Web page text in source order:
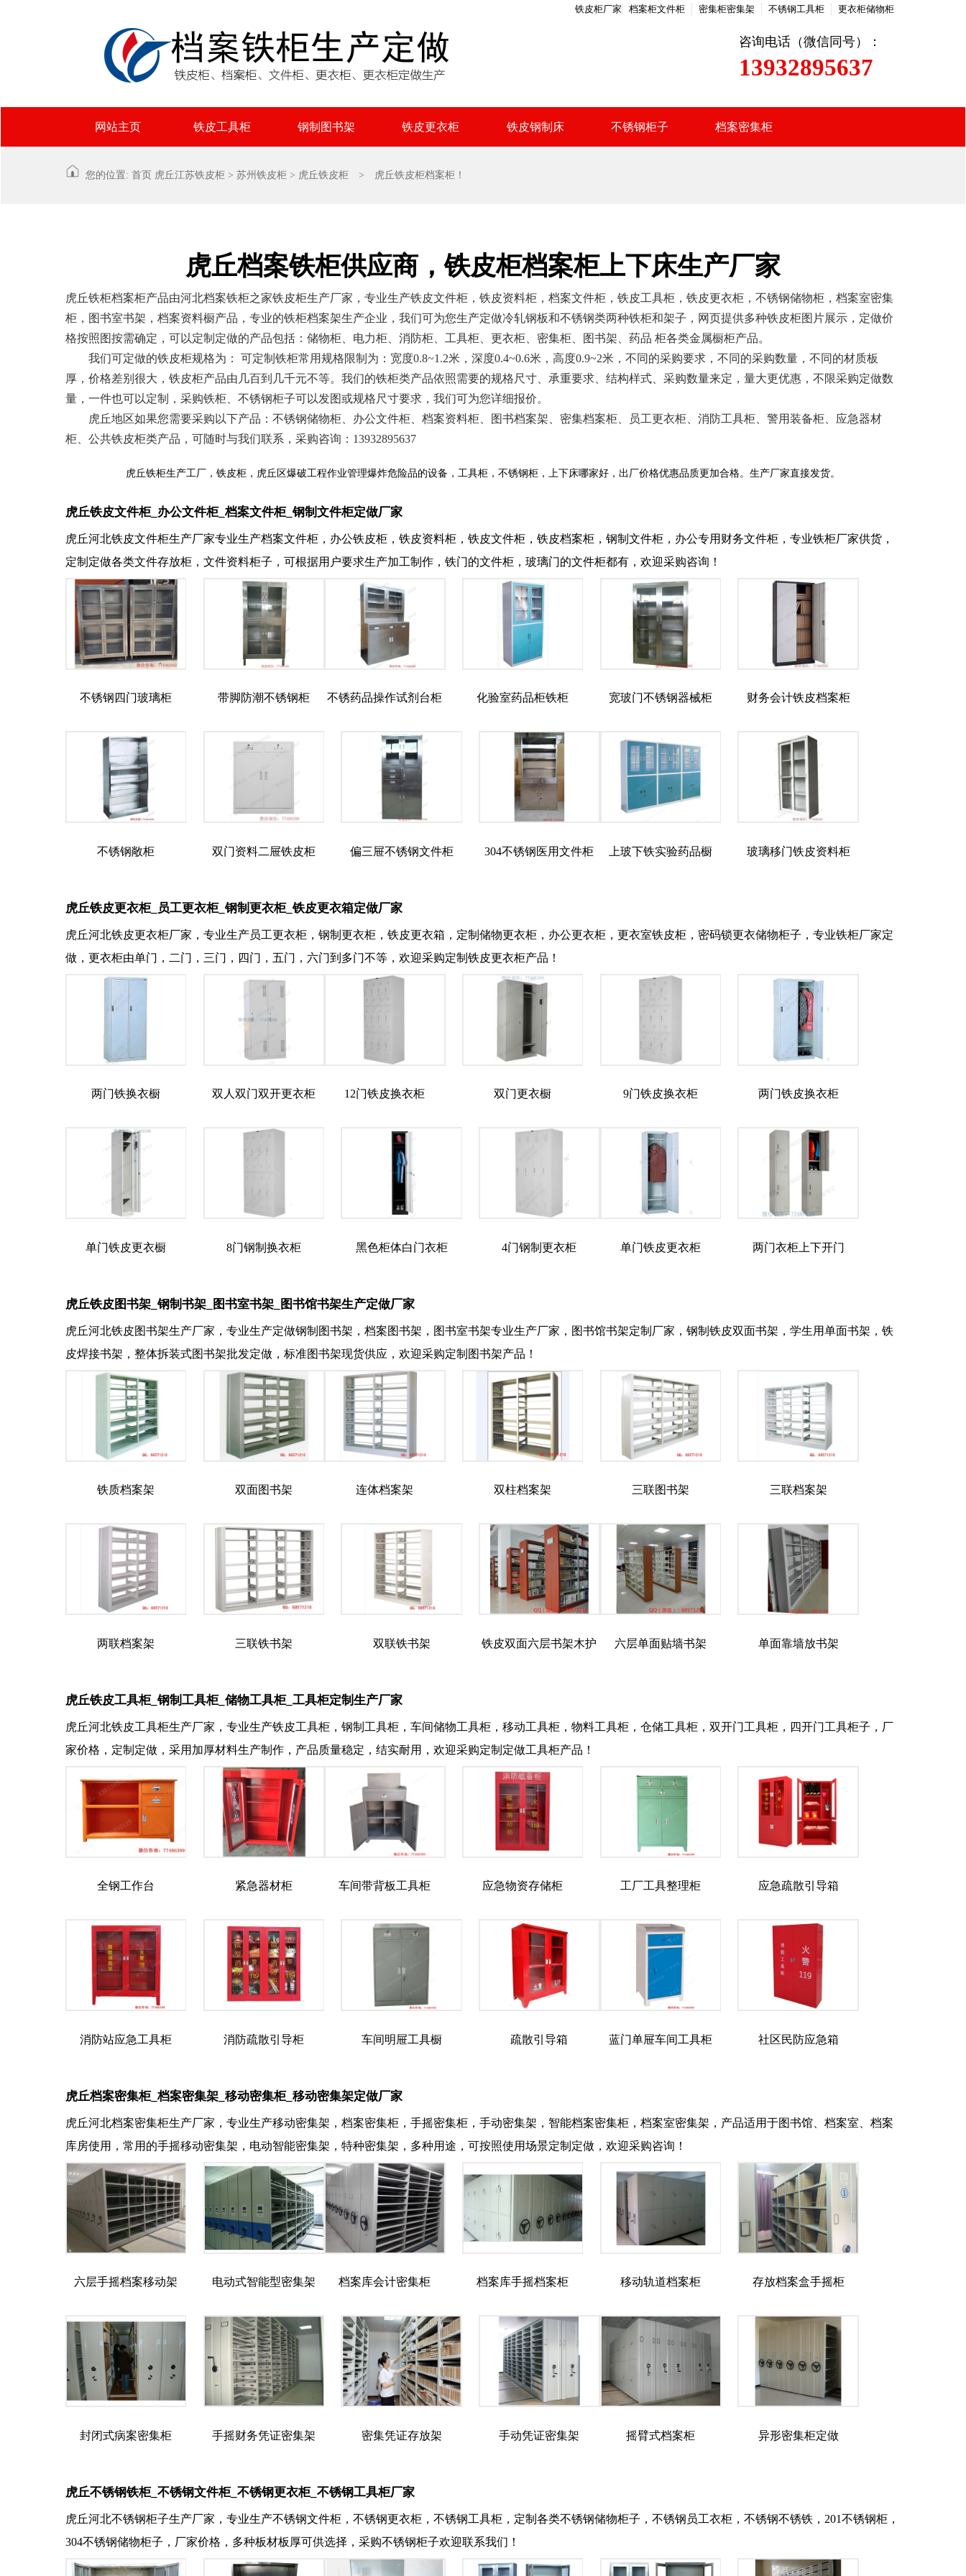
铁皮柜厂家 档案柜文件柜 密集柜密集架 不锈钢工具柜 更衣柜储物柜
咨询电话（微信同号）：
13932895637
网站主页 铁皮工具柜 钢制图书架 铁皮更衣柜 铁皮钢制床 不锈钢柜子 档案密集柜
您的位置: 首页 虎丘江苏铁皮柜 > 苏州铁皮柜 > 虎丘铁皮柜 > 虎丘铁皮柜档案柜！
虎丘档案铁柜供应商，铁皮柜档案柜上下床生产厂家
虎丘铁柜档案柜产品由河北档案铁柜之家铁皮柜生产厂家，专业生产铁皮文件柜，铁皮资料柜，档案文件柜，铁皮工具柜，铁皮更衣柜，不锈钢储物柜，档案室密集
柜，图书室书架，档案资料橱产品，专业的铁柜档案架生产企业，我们可为您生产定做冷轧钢板和不锈钢类两种铁柜和架子，网页提供多种铁皮柜图片展示，定做价
格按照图按需确定，可以定制定做的产品包括：储物柜、电力柜、消防柜、工具柜、更衣柜、密集柜、图书架、药品 柜各类金属橱柜产品。
我们可定做的铁皮柜规格为： 可定制铁柜常用规格限制为：宽度0.8~1.2米，深度0.4~0.6米，高度0.9~2米，不同的采购要求，不同的采购数量，不同的材质板
厚，价格差别很大，铁皮柜产品由几百到几千元不等。我们的铁柜类产品依照需要的规格尺寸、承重要求、结构样式、采购数量来定，量大更优惠，不限采购定做数
量，一件也可以定制，采购铁柜、不锈钢柜子可以发图或规格尺寸要求，我们可为您详细报价。
虎丘地区如果您需要采购以下产品：不锈钢储物柜、办公文件柜、档案资料柜、图书档案架、密集档案柜、员工更衣柜、消防工具柜、警用装备柜、应急器材
柜、公共铁皮柜类产品，可随时与我们联系，采购咨询：13932895637
虎丘铁柜生产工厂，铁皮柜，虎丘区爆破工程作业管理爆炸危险品的设备，工具柜，不锈钢柜，上下床哪家好，出厂价格优惠品质更加合格。生产厂家直接发货。
虎丘铁皮文件柜_办公文件柜_档案文件柜_钢制文件柜定做厂家
虎丘河北铁皮文件柜生产厂家专业生产档案文件柜，办公铁皮柜，铁皮资料柜，铁皮文件柜，铁皮档案柜，钢制文件柜，办公专用财务文件柜，专业铁柜厂家供货，
定制定做各类文件存放柜，文件资料柜子，可根据用户要求生产加工制作，铁门的文件柜，玻璃门的文件柜都有，欢迎采购咨询！
不锈钢四门玻璃柜 带脚防潮不锈钢柜 不锈药品操作试剂台柜 化验室药品柜铁柜 宽玻门不锈钢器械柜 财务会计铁皮档案柜
不锈钢敞柜 双门资料二屉铁皮柜 偏三屉不锈钢文件柜 304不锈钢医用文件柜 上玻下铁实验药品橱 玻璃移门铁皮资料柜
虎丘铁皮更衣柜_员工更衣柜_钢制更衣柜_铁皮更衣箱定做厂家
虎丘河北铁皮更衣柜厂家，专业生产员工更衣柜，钢制更衣柜，铁皮更衣箱，定制储物更衣柜，办公更衣柜，更衣室铁皮柜，密码锁更衣储物柜子，专业铁柜厂家定
做，更衣柜由单门，二门，三门，四门，五门，六门到多门不等，欢迎采购定制铁皮更衣柜产品！
两门铁换衣橱 双人双门双开更衣柜 12门铁皮换衣柜 双门更衣橱 9门铁皮换衣柜 两门铁皮换衣柜
单门铁皮更衣橱 8门钢制换衣柜 黑色柜体白门衣柜 4门钢制更衣柜 单门铁皮更衣柜 两门衣柜上下开门
虎丘铁皮图书架_钢制书架_图书室书架_图书馆书架生产定做厂家
虎丘河北铁皮图书架生产厂家，专业生产定做钢制图书架，档案图书架，图书室书架专业生产厂家，图书馆书架定制厂家，钢制铁皮双面书架，学生用单面书架，铁
皮焊接书架，整体拆装式图书架批发定做，标准图书架现货供应，欢迎采购定制图书架产品！
铁质档案架 双面图书架 连体档案架 双柱档案架 三联图书架 三联档案架
两联档案架 三联铁书架 双联铁书架 铁皮双面六层书架木护 六层单面贴墙书架 单面靠墙放书架
虎丘铁皮工具柜_钢制工具柜_储物工具柜_工具柜定制生产厂家
虎丘河北铁皮工具柜生产厂家，专业生产铁皮工具柜，钢制工具柜，车间储物工具柜，移动工具柜，物料工具柜，仓储工具柜，双开门工具柜，四开门工具柜子，厂
家价格，定制定做，采用加厚材料生产制作，产品质量稳定，结实耐用，欢迎采购定制定做工具柜产品！
全钢工作台 紧急器材柜 车间带背板工具柜 应急物资存储柜 工厂工具整理柜 应急疏散引导箱
消防站应急工具柜 消防疏散引导柜 车间明屉工具橱 疏散引导箱 蓝门单屉车间工具柜 社区民防应急箱
虎丘档案密集柜_档案密集架_移动密集柜_移动密集架定做厂家
虎丘河北档案密集柜生产厂家，专业生产移动密集架，档案密集柜，手摇密集柜，手动密集架，智能档案密集柜，档案室密集架，产品适用于图书馆、档案室、档案
库房使用，常用的手摇移动密集架，电动智能密集架，特种密集架，多种用途，可按照使用场景定制定做，欢迎采购咨询！
六层手摇档案移动架 电动式智能型密集架 档案库会计密集柜 档案库手摇档案柜 移动轨道档案柜 存放档案盒手摇柜
封闭式病案密集柜 手摇财务凭证密集架 密集凭证存放架 手动凭证密集架 摇臂式档案柜 异形密集柜定做
虎丘不锈钢铁柜_不锈钢文件柜_不锈钢更衣柜_不锈钢工具柜厂家
虎丘河北不锈钢柜子生产厂家，专业生产不锈钢文件柜，不锈钢更衣柜，不锈钢工具柜，定制各类不锈钢储物柜子，不锈钢员工衣柜，不锈钢不锈铁，201不锈钢柜，
304不锈钢储物柜子，厂家价格，多种板材板厚可供选择，采购不锈钢柜子欢迎联系我们！